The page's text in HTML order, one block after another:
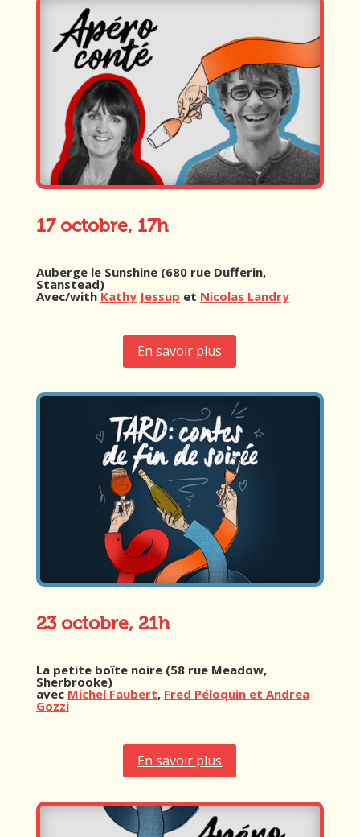
17 octobre, 17h
Auberge le Sunshine (680 rue Dufferin,
Stanstead)
Avec/with Kathy Jessup et Nicolas Landry
En savoir plus
23 octobre, 21h
La petite boîte noire (58 rue Meadow,
Sherbrooke)
avec Michel Faubert, Fred Péloquin et Andrea
Gozzi
En savoir plus